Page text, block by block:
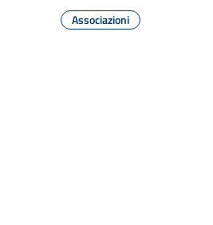
Associazioni